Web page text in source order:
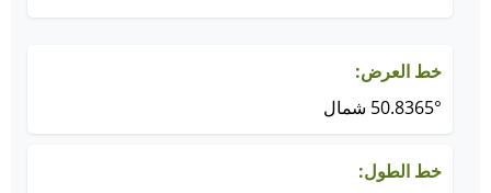
خط العرض:
50.8365° شمال
خط الطول: